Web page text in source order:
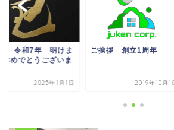
令和7年 明けま
おめでとうございま
2025年1月1日
ご挨拶 創立1周年
2019年10月1